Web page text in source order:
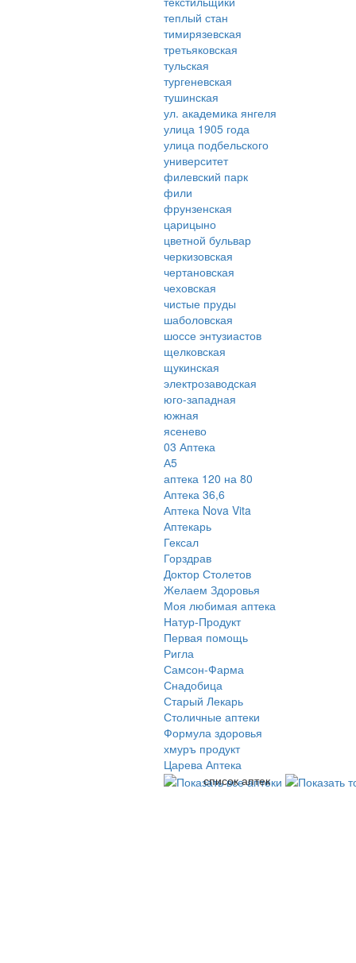
теплый стан
тимирязевская
третьяковская
тульская
тургеневская
тушинская
ул. академика янгеля
улица 1905 года
улица подбельского
университет
филевский парк
фили
фрунзенская
царицыно
цветной бульвар
черкизовская
чертановская
чеховская
чистые пруды
шаболовская
шоссе энтузиастов
щелковская
щукинская
электрозаводская
юго-западная
южная
ясенево
03 Аптека
А5
аптека 120 на 80
Аптека 36,6
Аптека Nova Vita
Аптекарь
Гексал
Горздрав
Доктор Столетов
Желаем Здоровья
Моя любимая аптека
Натур-Продукт
Первая помощь
Ригла
Самсон-Фарма
Снадобица
Старый Лекарь
Столичные аптеки
Формула здоровья
хмуръ продукт
Царева Аптека
список аптек